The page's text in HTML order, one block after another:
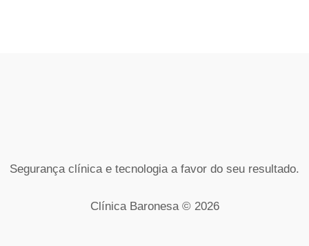
Segurança clínica e tecnologia a favor do seu resultado.
Clínica Baronesa © 2026